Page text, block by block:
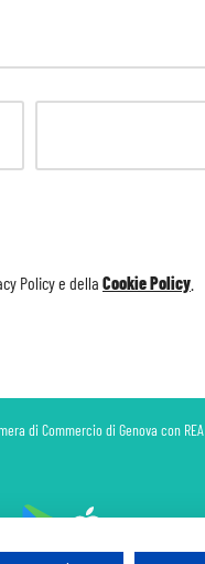
Policye della Cookie Policy
di Commercio di Genova con REA